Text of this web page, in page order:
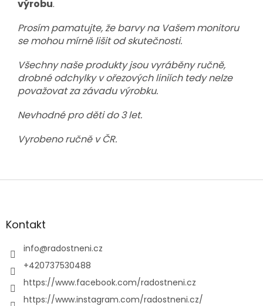
výrobu.
Prosím pamatujte, že barvy na Vašem monitoru
se mohou mírně lišit od skutečnosti.
Všechny naše produkty jsou vyráběny ručně,
drobné odchylky v ořezových liniích tedy nelze
považovat za závadu výrobku.
Nevhodné pro děti do 3 let.
Vyrobeno ručně v ČR.
Z
aKontakt
info@radostneni.cz
+420737530488
https://www.facebook.com/radostneni.cz
https://www.instagram.com/radostneni.cz/